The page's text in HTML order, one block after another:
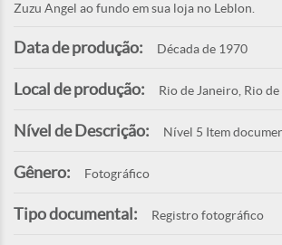
Zuzu Angel ao fundo em sua loja no Leblon.
Data de produção: Década de 1970
Local de produção: Rio de Janeiro, Rio
Nível de Descrição: Nível 5 Item
Gênero: Fotográfico
Tipo documental: Registro fotográfico